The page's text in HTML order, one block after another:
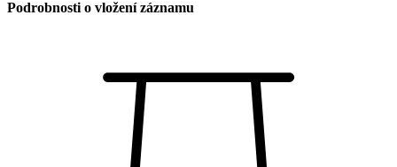
Podrobnosti o vložení záznamu